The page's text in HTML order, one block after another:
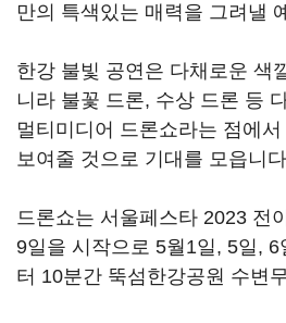
만의 특색있는 매력을 그려낼
한강 불빛 공연은 다채로운 색
니라 불꽃 드론, 수상 드론 등
멀티미디어 드론쇼라는 점에
보여줄 것으로 기대를 모읍니
드론쇼는 서울페스타 2023 전
9일을 시작으로 5월1일, 5일,
터 10분간 뚝섬한강공원 수변